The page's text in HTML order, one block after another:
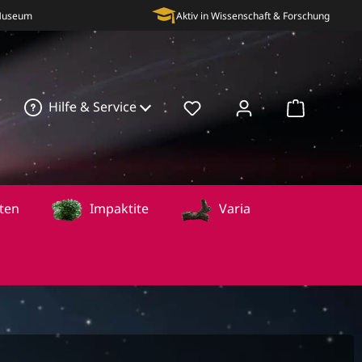
Aktiv in Wissenschaft & Forschung
Hilfe & Service
Impaktite Varia